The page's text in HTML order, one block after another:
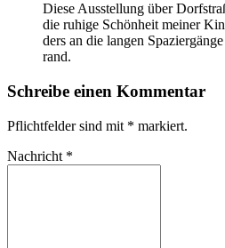
Die­se Aus­stel­lung über
die ru­hi­ge Schön­heit mei­ner
ders an die lan­gen
rand.
Schreibe einen Kommentar
Pflichtfelder sind mit * markiert.
Nachricht *